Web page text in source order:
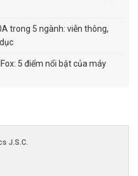
trong 5 ngành: viễn thông,
5 điểm nổi bật của máy